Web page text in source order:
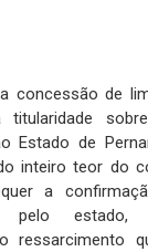
concessão de
titularidade
Estado de
inteiro teor do
a
pelo estado,
ressarcimento